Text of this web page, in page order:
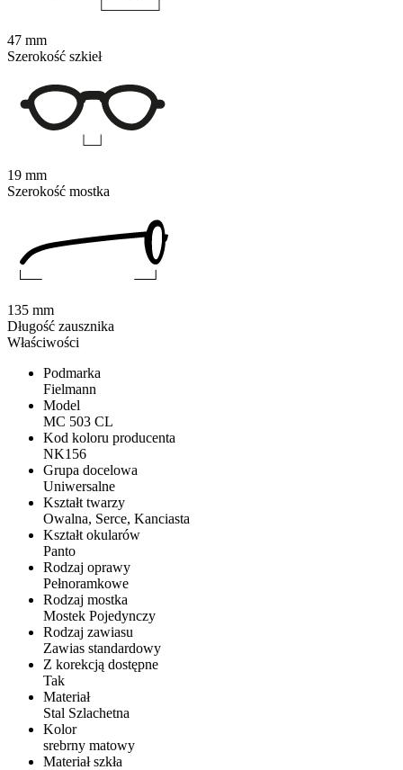
Właściwości
Podmarka
Fielmann
Model
MC 503 CL
Kod koloru producenta
NK156
Grupa docelowa
Uniwersalne
Kształt twarzy
Owalna, Serce, Kanciasta
Kształt okularów
Panto
Rodzaj oprawy
Pełnoramkowe
Rodzaj mostka
Mostek Pojedynczy
Rodzaj zawiasu
Zawias standardowy
Z korekcją dostępne
Tak
Materiał
Stal Szlachetna
Kolor
srebrny matowy
Materiał szkła
47 mm
Szerokość szkieł
19 mm
Szerokość mostka
135 mm
Długość zausznika